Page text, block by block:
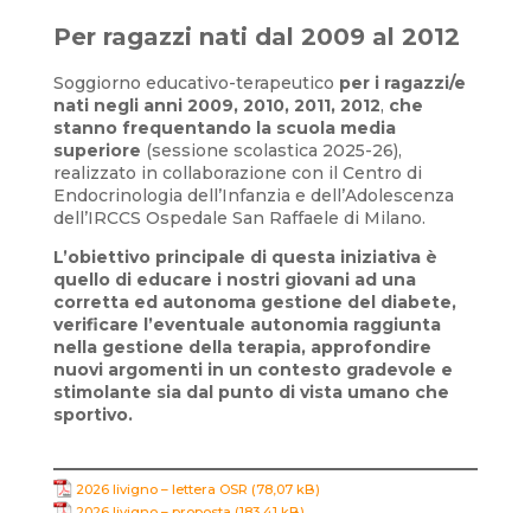
Per ragazzi nati dal 2009 al 2012
Soggiorno educativo-terapeutico per i ragazzi/e
nati negli anni 2009, 2010, 2011, 2012, che
stanno frequentando la scuola media
superiore (sessione scolastica 2025-26),
realizzato in collaborazione con il Centro di
Endocrinologia dell’Infanzia e dell’Adolescenza
dell’IRCCS Ospedale San Raffaele di Milano.
L’obiettivo principale di questa iniziativa è
quello di educare i nostri giovani ad una
corretta ed autonoma gestione del diabete,
verificare l’eventuale autonomia raggiunta
nella gestione della terapia, approfondire
nuovi argomenti in un contesto gradevole e
stimolante sia dal punto di vista umano che
sportivo.
2026 livigno – lettera OSR